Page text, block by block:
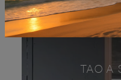
TAO A